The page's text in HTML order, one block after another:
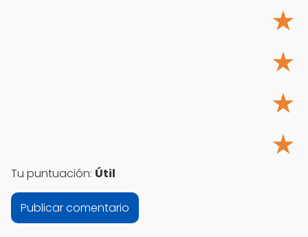
★
★
★
★
Tu puntuación: Útil